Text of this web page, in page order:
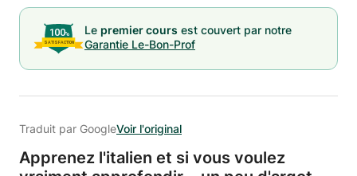
Le premier cours est couvert par notre
Garantie Le-Bon-Prof
Traduit par GoogleVoir l'original
Apprenez l'italien et si vous voulez